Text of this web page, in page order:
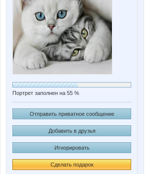
Портрет заполнен на 55 %
Отправить приватное сообщение
Добавить в друзья
Игнорировать
Сделать подарок